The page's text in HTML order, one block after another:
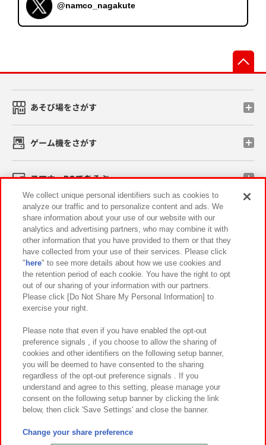
@namco_nagakute
あそび場をさがす
ゲーム機をさがす
スマホ・PCであそぶ
イベント・キャンペーン
関連会社 サステナビリティ サイトポリシー
プライバシーポリシー ウェブアクセシビリティ方針と検証結果
お取引先さまとともに
カスタマーハラスメント対応方針 よくあるご質問・お問い合わせ
©Bandai Namco Amusement Inc.
©Bandai Namco Amusement Lab Inc.
We collect unique personal identifiers such as cookies to
analyze our traffic and to personalize content and ads. We
share information about your use of our website with our
analytics and advertising partners, who may combine it with
other information that you have provided to them or that they
have collected from your use of their services. Please click
" here" to see more details about how we use cookies and
the retention period of each cookie. You have the right to opt
out of our sharing of your information with our partners.
Please click [Do Not Share My Personal Information] to
exercise your right.
Please note that even if you have enabled the opt-out
preference signals , if you choose to allow the sharing of
cookies and other identifiers on the following setup banner,
you will be deemed to have consented to the sharing
regardless of the opt-out preference signals . If you
understand and agree to this setting, please manage your
consent on the following setup banner by clicking the link
below, then click 'Save Settings' and close the banner.
Change your share preference